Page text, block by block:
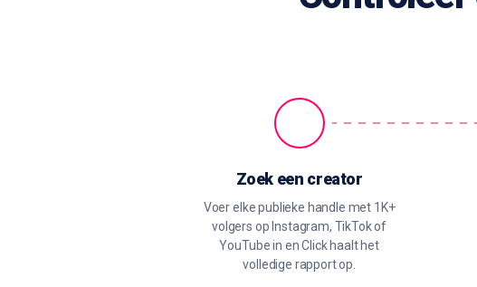
Zoek een creator
Voer elke publieke handle met 1K+
volgers op Instagram, TikTok of
YouTube in en Click haalt het
volledige rapport op.